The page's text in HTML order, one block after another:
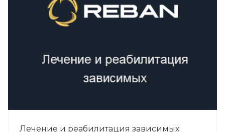
Лечение и реабилитация зависимых